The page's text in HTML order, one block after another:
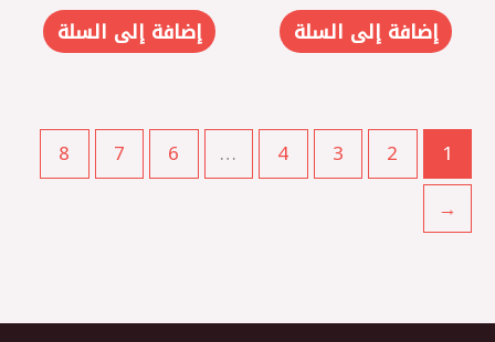
إضافة إلى السلة إضافة إلى السلة
1
2
3
4
…
6
7
8
←